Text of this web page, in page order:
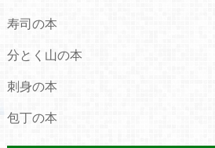
寿司の本
分とく山の本
刺身の本
包丁の本